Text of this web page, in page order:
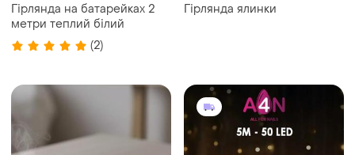
Гірлянда на батарейках 2
метри теплий білий
(2)
Гірлянда ялинки